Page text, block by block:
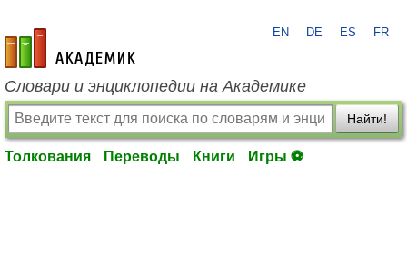
academic.ru
EN DE ES FR
Словари и энциклопедии на Академике
Найти!
Толкования Переводы Книги Игры ⚽